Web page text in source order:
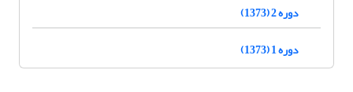
دوره 2 (1373)
دوره 1 (1373)